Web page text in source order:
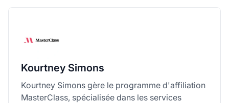
Kourtney Simons
Kourtney Simons gère le programme d'affiliation
MasterClass, spécialisée dans les services